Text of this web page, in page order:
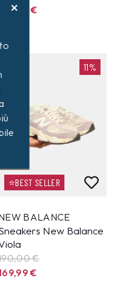
102,99€
11%
⭐BEST SELLER
BALANCE
New Balance
€
€